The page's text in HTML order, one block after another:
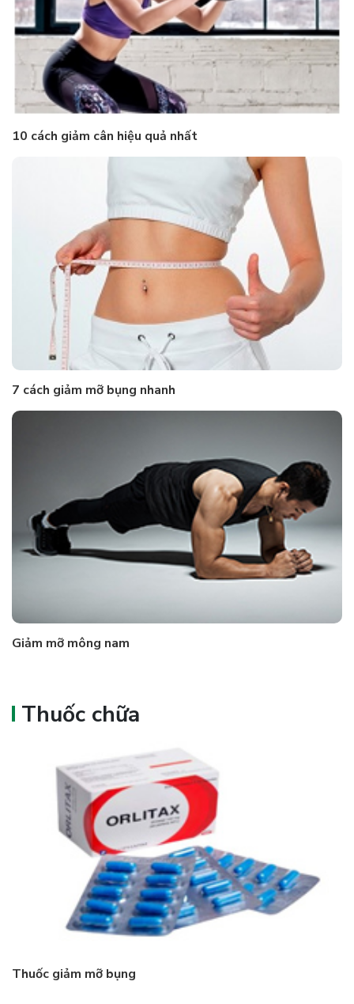
10 cách giảm cân hiệu quả nhất
7 cách giảm mỡ bụng nhanh
Giảm mỡ mông nam
Thuốc chữa
Thuốc giảm mỡ bụng